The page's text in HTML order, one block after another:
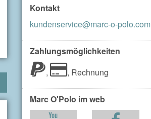
Kontakt
kundenservice@marc-o-polo.com
Zahlungsmöglichkeiten
,
, Rechnung
Marc O'Polo im web